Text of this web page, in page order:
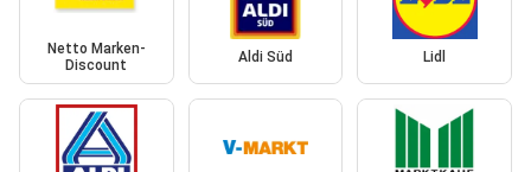
Netto Marken-
Discount
Aldi Süd Lidl